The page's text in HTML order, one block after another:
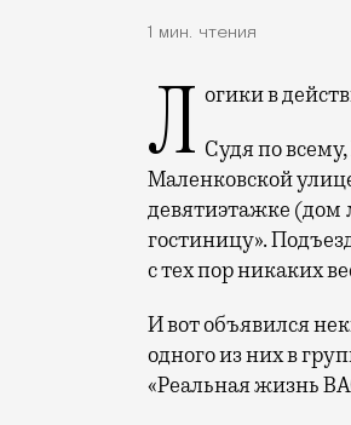
1 мин. чтения
Логики в
Судя по
Маленковской
девятиэтажке (дом
гостиницу».
с тех пор никаких
И вот объявился
одного из них в
«Реальная жизнь